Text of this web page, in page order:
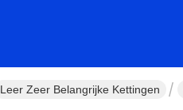
Leer Zeer Belangrijke Kettingen